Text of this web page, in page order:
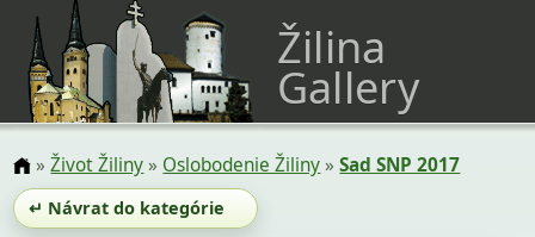
Žilina
Gallery
»Život Žiliny» Oslobodenie Žiliny»Sad SNP 2017
↵ Návrat do kategórie